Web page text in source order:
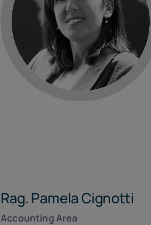
Rag. Pamela Cignotti
Accounting Area